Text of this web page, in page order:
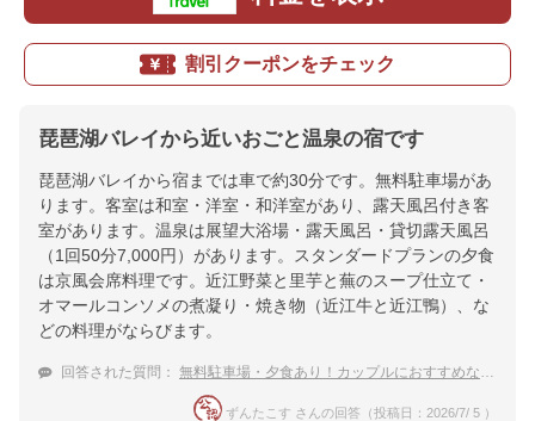
割引クーポンをチェック
琵琶湖バレイから近いおごと温泉の宿です
琵琶湖バレイから宿までは車で約30分です。無料駐車場があ
ります。客室は和室・洋室・和洋室があり、露天風呂付き客
室があります。温泉は展望大浴場・露天風呂・貸切露天風呂
（1回50分7,000円）があります。スタンダードプランの夕食
は京風会席料理です。近江野菜と里芋と蕪のスープ仕立て・
オマールコンソメの煮凝り・焼き物（近江牛と近江鴨）、な
どの料理がならびます。
回答された質問： 無料駐車場・夕食あり！カップルにおすすめな琵琶湖バレイから近い避暑地・おごと温泉の宿は？
ずんたこす さんの回答（投稿日：2026/7/ 5 ）